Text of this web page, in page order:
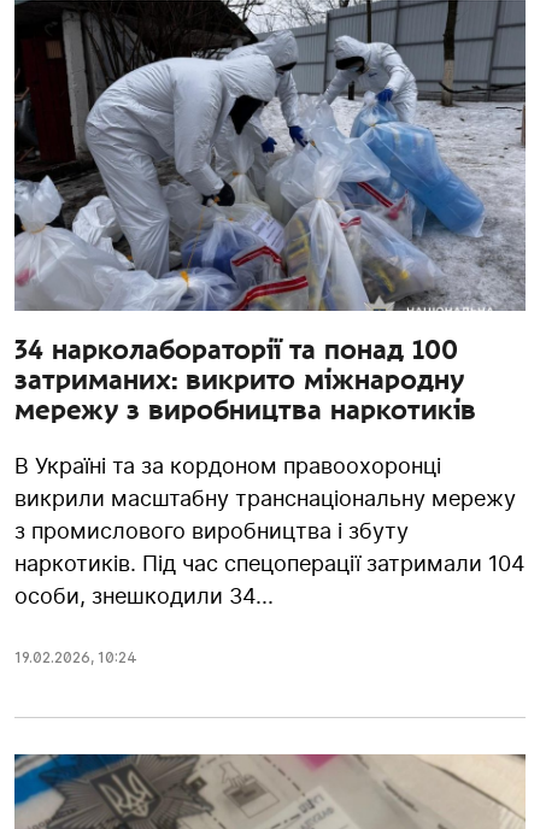
34 нарколабораторії та понад 100
затриманих: викрито міжнародну
мережу з виробництва наркотиків
В Україні та за кордоном правоохоронці
викрили масштабну транснаціональну мережу
з промислового виробництва і збуту
наркотиків. Під час спецоперації затримали 104
особи, знешкодили 34...
19.02.2026, 10:24